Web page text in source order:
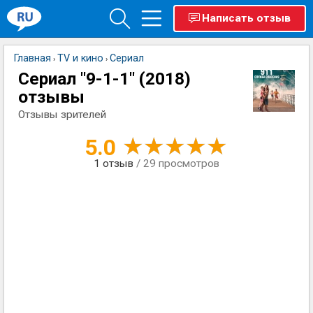
Написать отзыв
Главная › TV и кино › Сериал
Сериал "9-1-1" (2018)
отзывы
Отзывы зрителей
5.0
1 отзыв / 29 просмотров